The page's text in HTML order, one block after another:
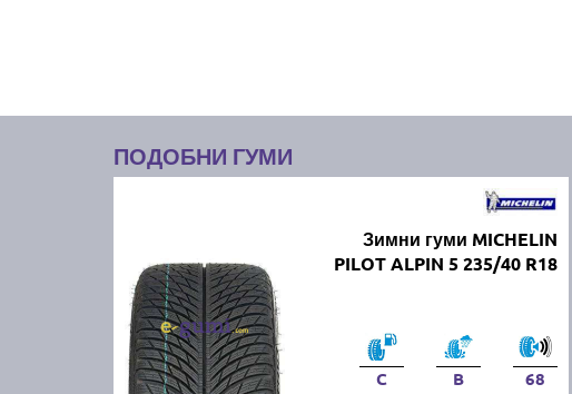
ПОДОБНИ ГУМИ
Зимни гуми MICHELIN
PILOT ALPIN 5 235/40 R18
C B 68